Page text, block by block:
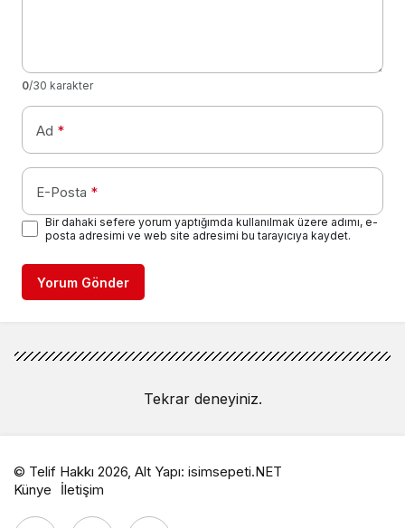
0/30 karakter
Ad *
E-Posta *
Bir dahaki sefere yorum yaptığımda kullanılmak üzere adımı, e-
posta adresimi ve web site adresimi bu tarayıcıya kaydet.
Yorum Gönder
Tekrar deneyiniz.
© Telif Hakkı 2026, Alt Yapı: isimsepeti.NET
Künye
İletişim